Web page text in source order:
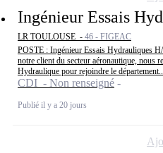
Ingénieur Essais
LR TOULOUSE - 46 - FIGEAC
POSTE : Ingénieur Essais Hydrauliques
notre client du secteur aéronautique, nous
Hydraulique pour rejoindre le
CDI - Non renseigné
Publié il y a 20 jours